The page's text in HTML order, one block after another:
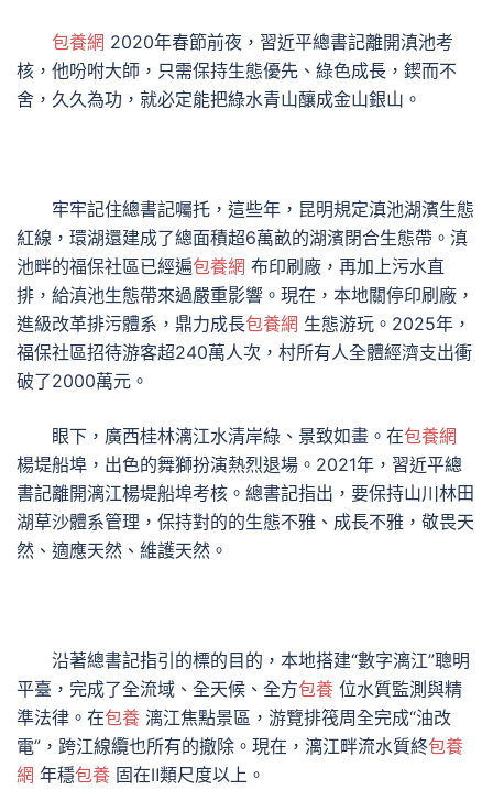
包養網 2020年春節前夜，習近平總書記離開滇池考
核，他吩咐大師，只需保持生態優先、綠色成長，鍥而不
舍，久久為功，就必定能把綠水青山釀成金山銀山。
牢牢記住總書記囑托，這些年，昆明規定滇池湖濱生態
紅線，環湖還建成了總面積超6萬畝的湖濱閉合生態帶。滇
池畔的福保社區已經遍包養網 布印刷廠，再加上污水直
排，給滇池生態帶來過嚴重影響。現在，本地關停印刷廠，
進級改革排污體系，鼎力成長包養網 生態游玩。2025年，
福保社區招待游客超240萬人次，村所有人全體經濟支出衝
破了2000萬元。
眼下，廣西桂林漓江水清岸綠、景致如畫。在包養網
楊堤船埠，出色的舞獅扮演熱烈退場。2021年，習近平總
書記離開漓江楊堤船埠考核。總書記指出，要保持山川林田
湖草沙體系管理，保持對的的生態不雅、成長不雅，敬畏天
然、適應天然、維護天然。
沿著總書記指引的標的目的，本地搭建“數字漓江”聰明
平臺，完成了全流域、全天候、全方包養 位水質監測與精
準法律。在包養 漓江焦點景區，游覽排筏周全完成“油改
電”，跨江線纜也所有的撤除。現在，漓江畔流水質終包養
網 年穩包養 固在Ⅱ類尺度以上。